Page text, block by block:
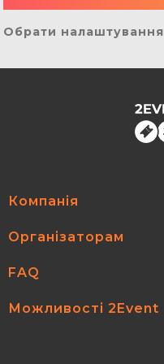
Обрати налаштування
Компанія
Організаторам
FAQ
Можливості 2Event